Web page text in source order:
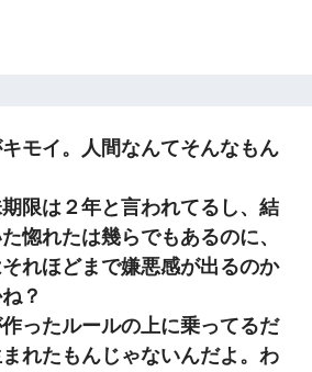
モイ。人間なんてそんなもん
限は２年と言われてるし、結
惚れたは幾らでもあるのに、
れほどまで嫌悪感が出るのか
？
ったルールの上に乗ってるだ
れたもんじゃないんだよ。わ